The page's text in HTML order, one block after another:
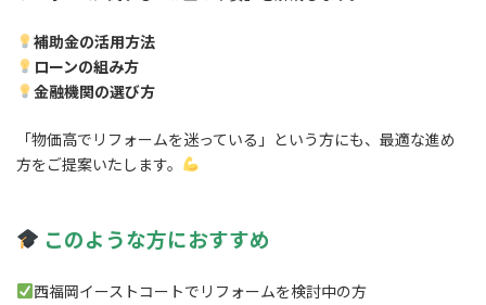
補助金の活用方法
ローンの組み方
金融機関の選び方
「物価高でリフォームを迷っている」という方にも、最適な進め
方をご提案いたします。
このような方におすすめ
西福岡イーストコートでリフォームを検討中の方